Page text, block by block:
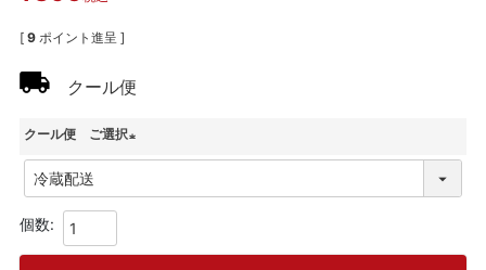
[ 9 ポイント進呈 ]
クール便
クール便 ご選択
(